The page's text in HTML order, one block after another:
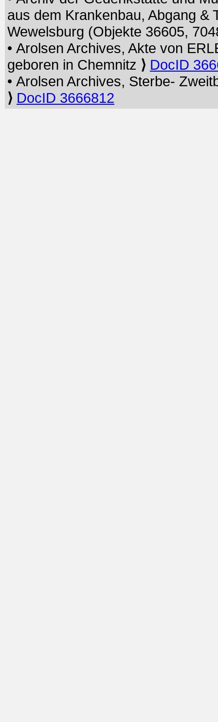
aus dem Krankenbau, Abgang &
Wewelsburg (Objekte 36605,
• Arolsen Archives, Akte von
geboren in Chemnitz ⟩ DocID
• Arolsen Archives, Sterbe-
⟩ DocID 3666812